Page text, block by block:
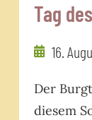
Tag
16.
Der
diesem